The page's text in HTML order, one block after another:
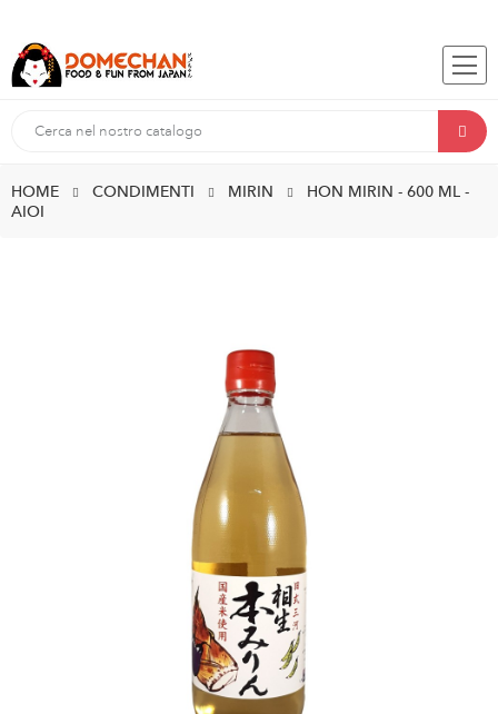
HOME CONDIMENTI MIRIN
HON MIRIN - 600 ML -
AIOI